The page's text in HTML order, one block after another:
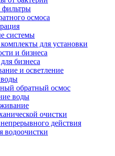
осмоса
системы
для установки
и бизнеса
бизнеса
и осветление
обратный осмос
воды
очистки
действия
водоочистки